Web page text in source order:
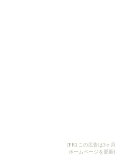
[PR] この広告は3ヶ
ホームページを更